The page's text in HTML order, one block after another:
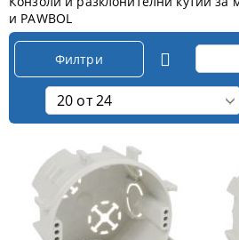
и PAWBOL
Филтри